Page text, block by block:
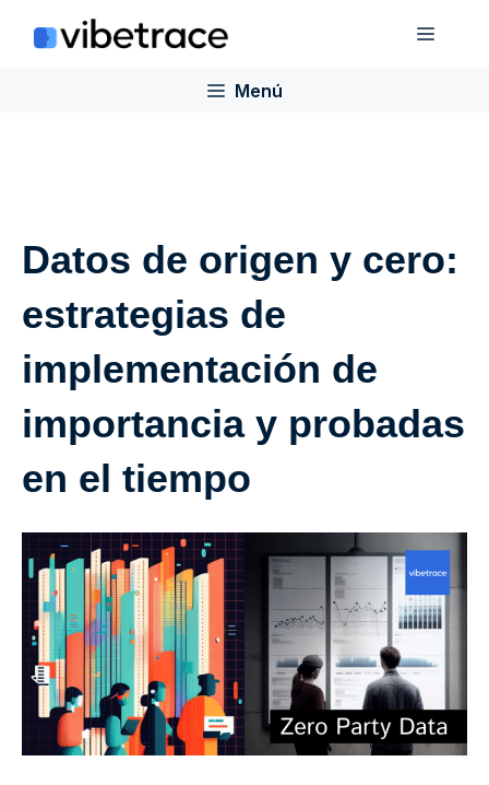
Menú
Menú
Datos de origen y cero:
estrategias de
implementación de
importancia y probadas
en el tiempo